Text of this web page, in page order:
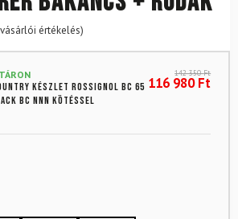
vásárlói értékelés)
készlet ROSSIGNOL BC 65
BC NNN kötéssel
142 350Ft
116 980Ft